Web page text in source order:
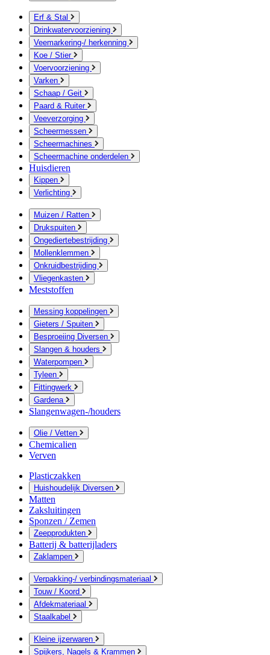
Erf & Stal
Drinkwatervoorziening
Veemarkering-/ herkenning
Koe / Stier
Voervoorziening
Varken
Schaap / Geit
Paard & Ruiter
Veeverzorging
Scheermessen
Scheermachines
Scheermachine onderdelen
Huisdieren
Kippen
Verlichting
Muizen / Ratten
Drukspuiten
Ongediertebestrijding
Mollenklemmen
Onkruidbestrijding
Vliegenkasten
Meststoffen
Messing koppelingen
Gieters / Spuiten
Besproeiing Diversen
Slangen & houders
Waterpompen
Tyleen
Fittingwerk
Gardena
Slangenwagen-/houders
Olie / Vetten
Chemicalien
Verven
Plasticzakken
Huishoudelijk Diversen
Matten
Zaksluitingen
Sponzen / Zemen
Zeepprodukten
Batterij & batterijladers
Zaklampen
Verpakking-/ verbindingsmateriaal
Touw / Koord
Afdekmateriaal
Staalkabel
Kleine ijzerwaren
Spijkers, Nagels & Krammen